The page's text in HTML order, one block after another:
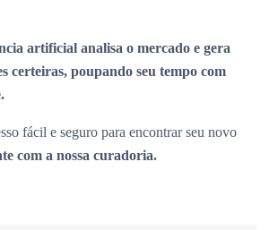
artificial analisa o mercado e gera
certeiras, poupando seu tempo com
fácil e seguro para encontrar seu novo
com a nossa curadoria.